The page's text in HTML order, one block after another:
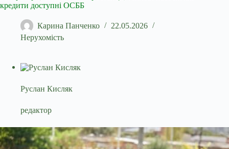
кредити доступні ОСББ
Карина Панченко
22.05.2026
Нерухомість
Руслан Кисляк
редактор